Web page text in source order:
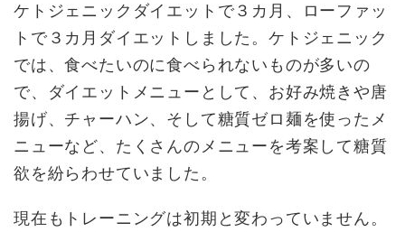
ケトジェニックダイエットで３カ月、ローファッ
トで３カ月ダイエットしました。ケトジェニック
では、食べたいのに食べられないものが多いの
で、ダイエットメニューとして、お好み焼きや唐
揚げ、チャーハン、そして糖質ゼロ麺を使ったメ
ニューなど、たくさんのメニューを考案して糖質
欲を紛らわせていました。
現在もトレーニングは初期と変わっていません。